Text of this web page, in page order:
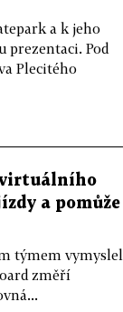
a k jeho
prezentaci. Pod
Plecitého
a pomůže
týmem vymyslel
změří